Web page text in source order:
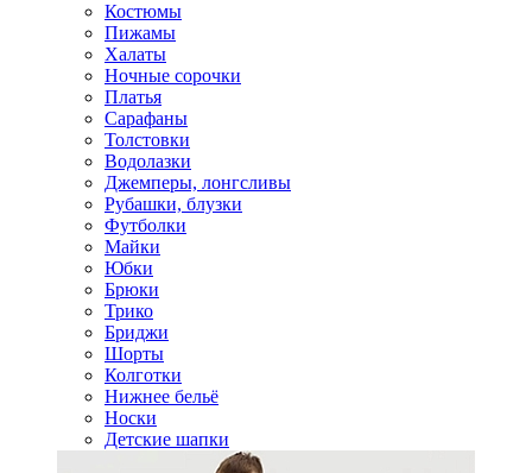
Костюмы
Пижамы
Халаты
Ночные сорочки
Платья
Сарафаны
Толстовки
Водолазки
Джемперы, лонгсливы
Рубашки, блузки
Футболки
Майки
Юбки
Брюки
Трико
Бриджи
Шорты
Колготки
Нижнее бельё
Носки
Детские шапки